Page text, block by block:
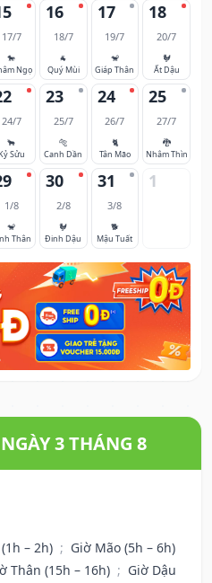
17/7
🐎
Ngọ
16
18/7
🐐
Quý Mùi
17
19/7
🐒
Giáp Thân
18
20/7
🐓
Ất Dậu
24/7
🐂
Sửu
23
25/7
🐅
Canh Dần
24
26/7
🐈
Tân Mão
25
27/7
🐉
Nhâm Thìn
1/8
🐒
Thân
30
2/8
🐓
Đinh Dậu
31
3/8
🐕
Mậu Tuất
1
3 THÁNG 8
– 2h) ; Giờ Mão (5h – 6h)
Thân (15h – 16h) ; Giờ Dậu